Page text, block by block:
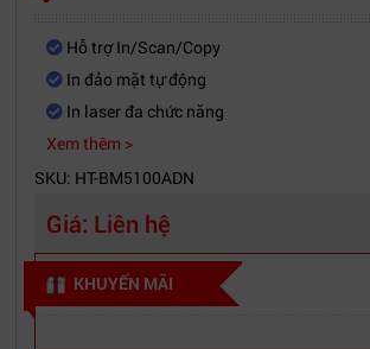
Hỗ trợ In/Scan/Copy
In đảo mặt tự động
In laser đa chức năng
Xem thêm >
SKU: HT-BM5100ADN
Giá: Liên hệ
KHUYẾN MÃI